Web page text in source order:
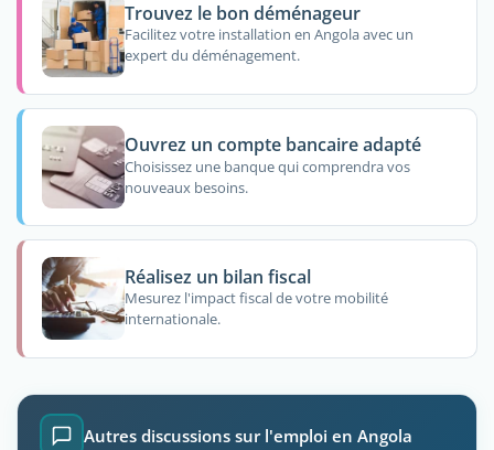
Trouvez le bon déménageur
Facilitez votre installation en Angola avec un
expert du déménagement.
Ouvrez un compte bancaire adapté
Choisissez une banque qui comprendra vos
nouveaux besoins.
Réalisez un bilan fiscal
Mesurez l'impact fiscal de votre mobilité
internationale.
Autres discussions sur l'emploi en Angola